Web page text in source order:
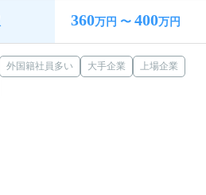
360万円 〜 400万円
外国籍社員多い 大手企業
上場企業